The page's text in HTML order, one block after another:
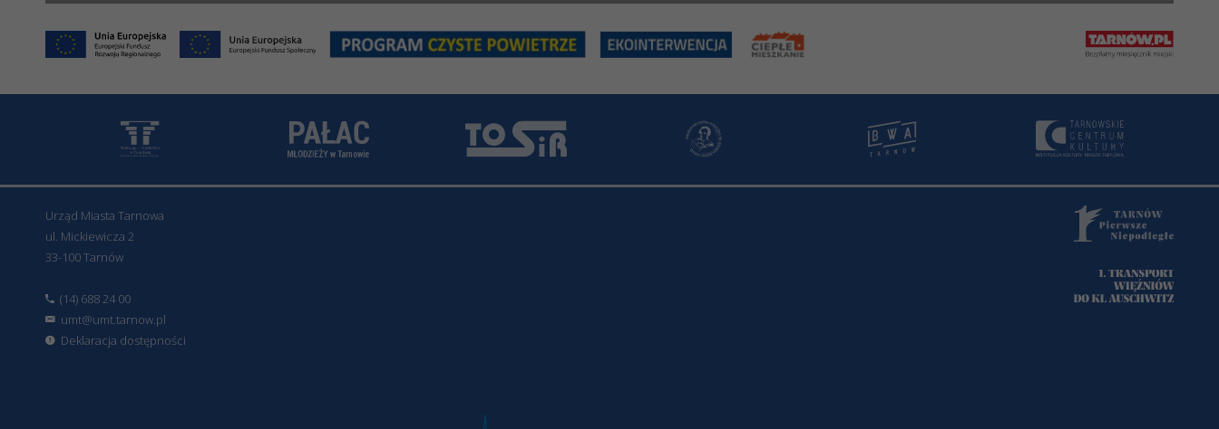
Urząd Miasta Tarnowa
ul. Mickiewicza 2
33-100 Tarnów
(14) 688 24 00
umt@umt.tarnow.pl
Deklaracja dostępności